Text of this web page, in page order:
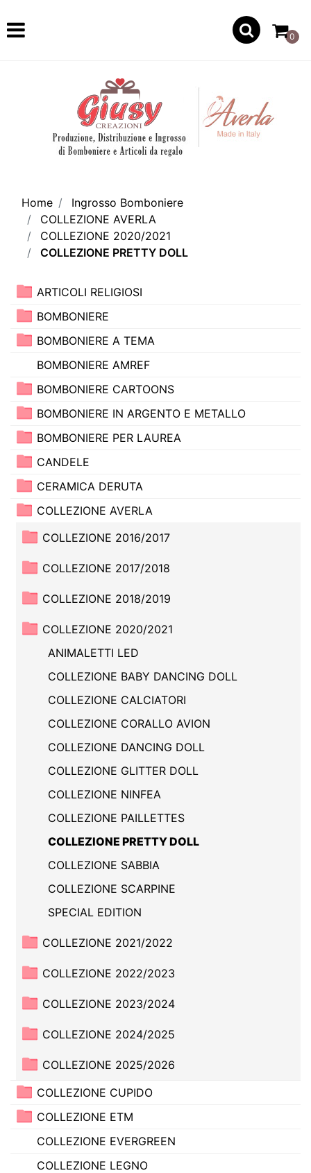
Open
0
Home
Ingrosso Bomboniere
COLLEZIONE AVERLA
COLLEZIONE 2020/2021
COLLEZIONE PRETTY DOLL
ARTICOLI RELIGIOSI
BOMBONIERE
BOMBONIERE A TEMA
BOMBONIERE AMREF
BOMBONIERE CARTOONS
BOMBONIERE IN ARGENTO E METALLO
BOMBONIERE PER LAUREA
CANDELE
CERAMICA DERUTA
COLLEZIONE AVERLA
COLLEZIONE 2016/2017
COLLEZIONE 2017/2018
COLLEZIONE 2018/2019
COLLEZIONE 2020/2021
ANIMALETTI LED
COLLEZIONE BABY DANCING DOLL
COLLEZIONE CALCIATORI
COLLEZIONE CORALLO AVION
COLLEZIONE DANCING DOLL
COLLEZIONE GLITTER DOLL
COLLEZIONE NINFEA
COLLEZIONE PAILLETTES
COLLEZIONE PRETTY DOLL
COLLEZIONE SABBIA
COLLEZIONE SCARPINE
SPECIAL EDITION
COLLEZIONE 2021/2022
COLLEZIONE 2022/2023
COLLEZIONE 2023/2024
COLLEZIONE 2024/2025
COLLEZIONE 2025/2026
COLLEZIONE CUPIDO
COLLEZIONE ETM
COLLEZIONE EVERGREEN
COLLEZIONE LEGNO